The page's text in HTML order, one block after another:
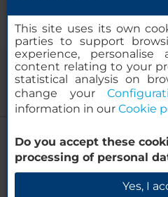
NH Maldives Kuda
Verificar
© 2000-2026 MINOR HOTELS
120. 28003
This site uses its own
parties to support
experience,
content relating to your
statistical analysis on
change your
information in our Cookie
Do you accept these
processing of personal
Yes, I